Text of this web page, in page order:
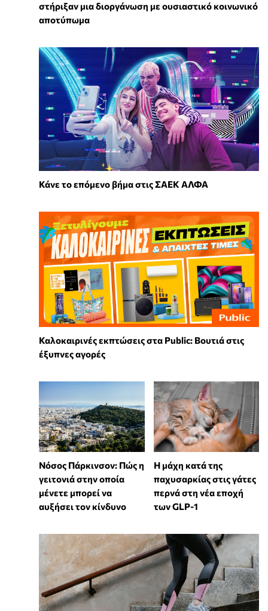
στήριξαν μια διοργάνωση με ουσιαστικό κοινωνικό
αποτύπωμα
Κάνε το επόμενο βήμα στις ΣΑΕΚ ΑΛΦΑ
Καλοκαιρινές εκπτώσεις στα Public: Βουτιά στις
έξυπνες αγορές
Νόσος Πάρκινσον: Πώς η
γειτονιά στην οποία
μένετε μπορεί να
αυξήσει τον κίνδυνο
Η μάχη κατά της
παχυσαρκίας στις γάτες
περνά στη νέα εποχή
των GLP-1